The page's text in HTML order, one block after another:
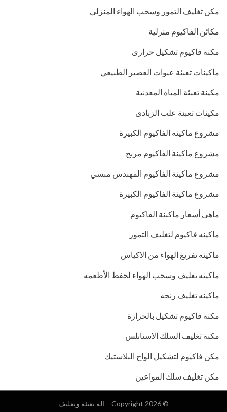
مكن تغليف التمور وسحب الهواء المنزلي
مكائن الفاكيوم منزلية
مكنة فاكيوم تشكيل حرارى
ماكينات تعبئة عبوات العصير الطبيعي
مكينة تعبئة المياه المعدنية
مكينات تعبئة علب الزبادى
مشروع ماكينه الفاكيوم الكبيرة
مشروع ماكينة الفاكيوم مربح
مشروع ماكينة الفاكيوم المهندس منسي
مشروع ماكينة الفاكيوم الكبيرة
ماهى أسعار ماكبنة الفاكيوم
ماكينه فاكيوم لتغليف التمور
ماكينه تفريغ الهواء من الاكياس
ماكينه تغليف وسحب الهواء لحفظ الأطعمه
ماكينه تغليف رنجه
مكنة فاكيوم تشكيل بالحرارة
مكنة تغليف السلك الاستانلس
مكن فاكيوم لتشكيل الواح البلاستيك
مكن تغليف سلك المواعين
© Copyright 2026 – الة تعبئة وتغليف